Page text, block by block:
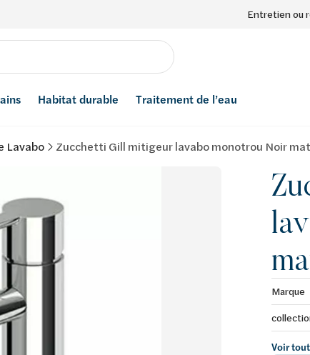
Entretien ou
Habitat durable Traitement de l’eau
Lavabo Zucchetti Gill mitigeur lavabo monotrou Noir
Marque
Voir